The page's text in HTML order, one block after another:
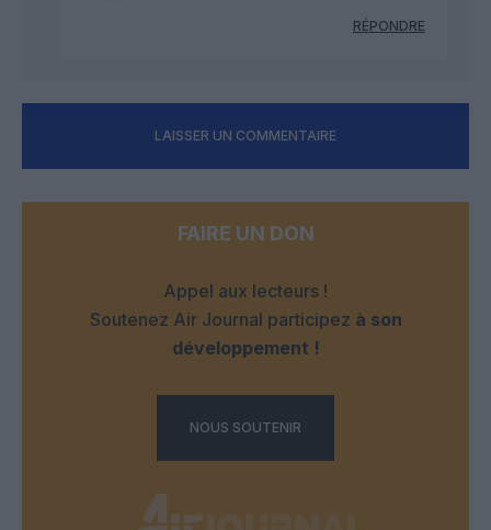
RÉPONDRE
LAISSER UN COMMENTAIRE
FAIRE UN DON
Appel aux lecteurs !
Soutenez Air Journal participez à son
développement !
NOUS SOUTENIR